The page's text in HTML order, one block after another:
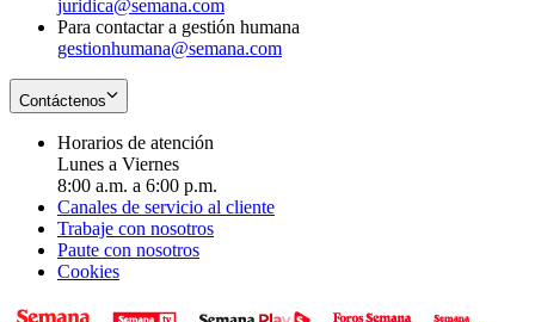
juridica@semana.com
Para contactar a gestión humana
gestionhumana@semana.com
Contáctenos
Horarios de atención
Lunes a Viernes
8:00 a.m. a 6:00 p.m.
Canales de servicio al cliente
Trabaje con nosotros
Paute con nosotros
Cookies